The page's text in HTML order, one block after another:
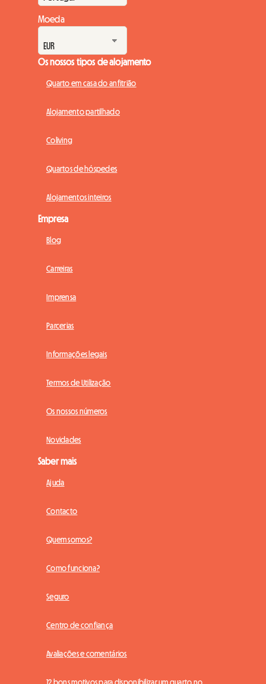
Moeda
Os nossos tipos de alojamento
Quarto em casa do anfitrião
Alojamento partilhado
Coliving
Quartos de hóspedes
Alojamentos inteiros
Empresa
Blog
Carreiras
Imprensa
Parcerias
Informações legais
Termos de Utilização
Os nossos números
Novidades
Saber mais
Ajuda
Contacto
Quem somos?
Como funciona?
Seguro
Centro de confiança
Avaliações e comentários